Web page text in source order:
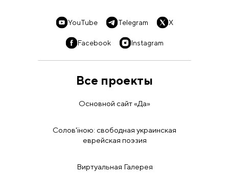
YouTube Telegram X
Facebook Instagram
Все проекты
Основной сайт «Да»
Солов'їною: свободная украинская
еврейская поэзия
Виртуальная Галерея